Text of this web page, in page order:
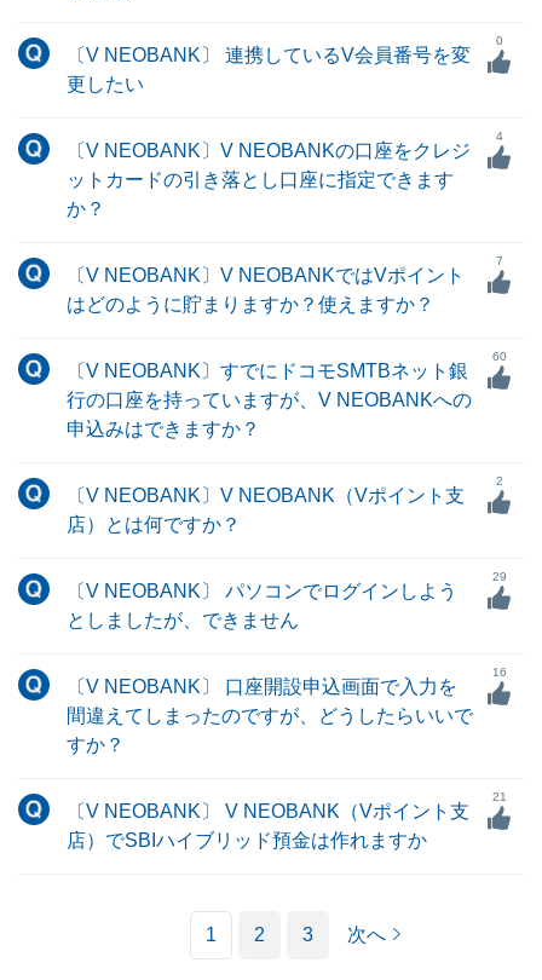
〔V NEOBANK〕 連携しているV会員番号を変
更したい
0
〔V NEOBANK〕V NEOBANKの口座をクレジ
ットカードの引き落とし口座に指定できます
か？
4
〔V NEOBANK〕V NEOBANKではVポイント
はどのように貯まりますか？使えますか？
7
〔V NEOBANK〕すでにドコモSMTBネット銀
行の口座を持っていますが、V NEOBANKへの
申込みはできますか？
60
〔V NEOBANK〕V NEOBANK（Vポイント支
店）とは何ですか？
2
〔V NEOBANK〕 パソコンでログインしよう
としましたが、できません
29
〔V NEOBANK〕 口座開設申込画面で入力を
間違えてしまったのですが、どうしたらいいで
すか？
16
〔V NEOBANK〕 V NEOBANK（Vポイント支
店）でSBIハイブリッド預金は作れますか
21
1 2 3 次へ